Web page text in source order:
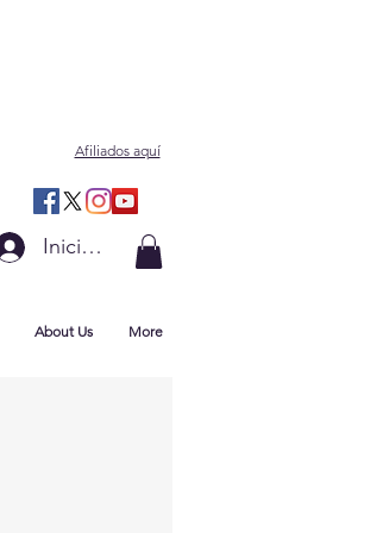
Afiliados aquí
Iniciar sesión
About Us More